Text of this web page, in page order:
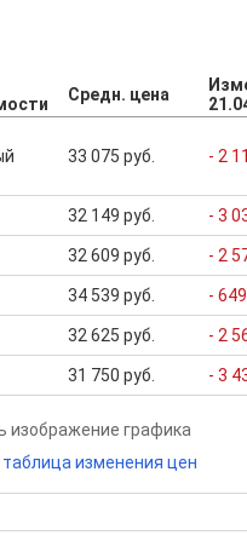
Средн. цена
33 075 руб. - 2
32 149 руб. - 3
32 609 руб. - 2
34 539 руб. -
32 625 руб. - 2
31 750 руб. - 3
изображение графика
изменения цен